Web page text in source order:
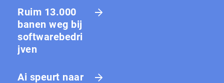
Ruim 13.000
banen weg bij
softwarebedri
jven
Ai speurt naar